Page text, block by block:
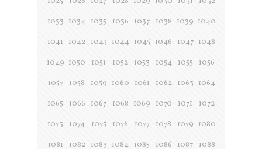
1033 1034 1035 1036 1037 1038 1039 1040
1041
1042 1043 1044 1045 1046 1047 1048
1049 1050 1051 1052 1053 1054 1055
1056
1057
1058 1059 1060 1061 1062 1063 1064
1065
1066 1067 1068 1069 1070 1071
1072
1073
1074 1075 1076 1077 1078 1079 1080
1081
1082 1083 1084 1085 1086 1087
1088